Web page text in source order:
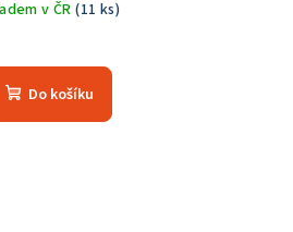
v ČR(11 ks)
hodnocení
produktu
Do košíku